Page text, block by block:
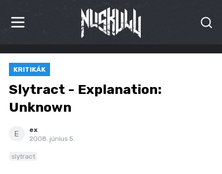
HÍREK
KRITIKÁK
BESZÁMOLÓK
KRITIKÁK
Slytract - Explanation:
Unknown
E
ex
2008. június 5.
slytract